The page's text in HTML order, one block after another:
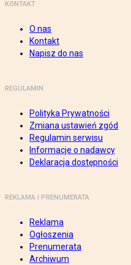
KONTAKT
O nas
Kontakt
Napisz do nas
REGULAMIN
Polityka Prywatności
Zmiana ustawień zgód
Regulamin serwisu
Informacje o nadawcy
Deklaracja dostępności
REKLAMA I PRENUMERATA
Reklama
Ogłoszenia
Prenumerata
Archiwum